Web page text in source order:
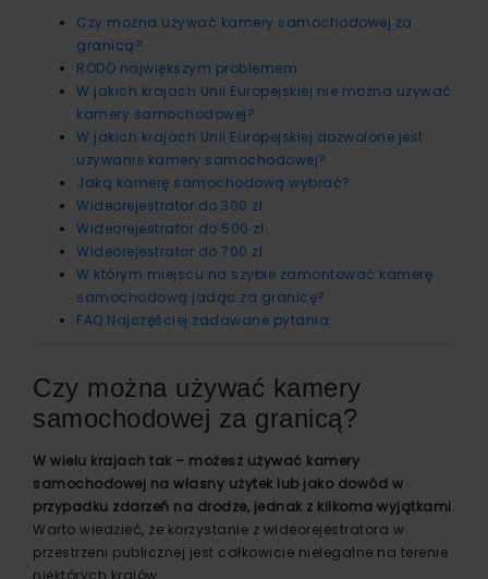
Czy można używać kamery samochodowej za
granicą?
RODO największym problemem
W jakich krajach Unii Europejskiej nie można używać
kamery samochodowej?
W jakich krajach Unii Europejskiej dozwolone jest
używanie kamery samochodowej?
Jaką kamerę samochodową wybrać?
Wideorejestrator do 300 zł
Wideorejestrator do 500 zł
Wideorejestrator do 700 zł
W którym miejscu na szybie zamontować kamerę
samochodową jadąc za granicę?
FAQ Najczęściej zadawane pytania
Czy można używać kamery
samochodowej za granicą?
W wielu krajach tak – możesz używać kamery
samochodowej na własny użytek lub jako dowód w
przypadku zdarzeń na drodze, jednak z kilkoma wyjątkami.
Warto wiedzieć, że korzystanie z wideorejestratora w
przestrzeni publicznej jest całkowicie nielegalne na terenie
niektórych krajów.